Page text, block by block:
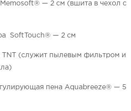
— 2 см (вшита в чехол с
SoftTouch® — 2 см
(служит пылевым фильтром и
пена Aquabreeze® — 5